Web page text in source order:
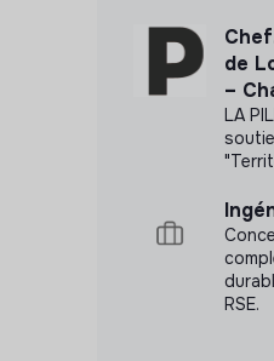
de
–
LA
RSE.